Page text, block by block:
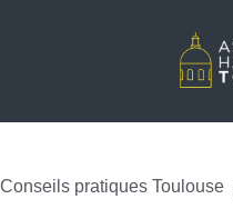
Conseils pratiques Toulouse